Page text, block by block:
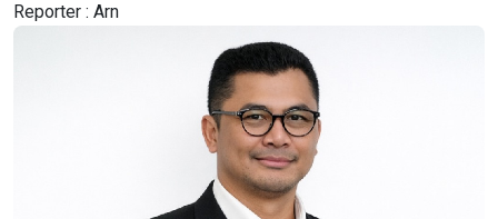
Reporter : Arn